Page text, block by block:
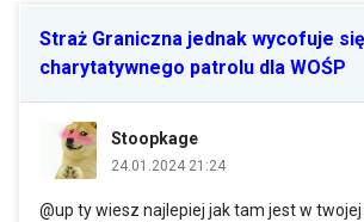
Straż Graniczna jednak wycofuje
charytatywnego patrolu dla WOŚP
Stoopkage
24.01.2024 21:24
@up ty wiesz najlepiej jak tam jest w